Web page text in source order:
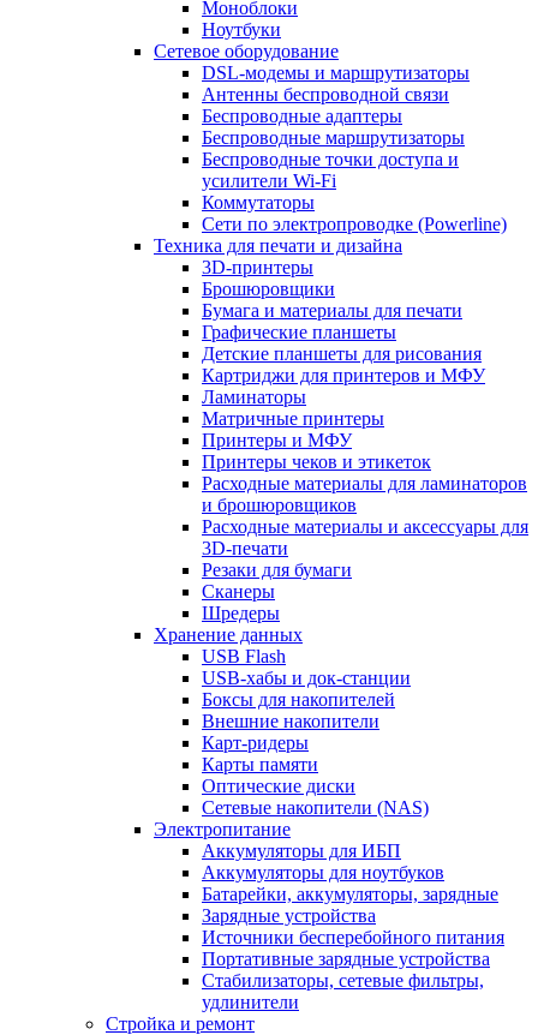
Моноблоки
Ноутбуки
Сетевое оборудование
DSL-модемы и маршрутизаторы
Антенны беспроводной связи
Беспроводные адаптеры
Беспроводные маршрутизаторы
Беспроводные точки доступа и
усилители Wi-Fi
Коммутаторы
Сети по электропроводке (Powerline)
Техника для печати и дизайна
3D-принтеры
Брошюровщики
Бумага и материалы для печати
Графические планшеты
Детские планшеты для рисования
Картриджи для принтеров и МФУ
Ламинаторы
Матричные принтеры
Принтеры и МФУ
Принтеры чеков и этикеток
Расходные материалы для ламинаторов
и брошюровщиков
Расходные материалы и аксессуары для
3D-печати
Резаки для бумаги
Сканеры
Шредеры
Хранение данных
USB Flash
USB-хабы и док-станции
Боксы для накопителей
Внешние накопители
Карт-ридеры
Карты памяти
Оптические диски
Сетевые накопители (NAS)
Электропитание
Аккумуляторы для ИБП
Аккумуляторы для ноутбуков
Батарейки, аккумуляторы, зарядные
Зарядные устройства
Источники бесперебойного питания
Портативные зарядные устройства
Стабилизаторы, сетевые фильтры,
удлинители
Стройка и ремонт